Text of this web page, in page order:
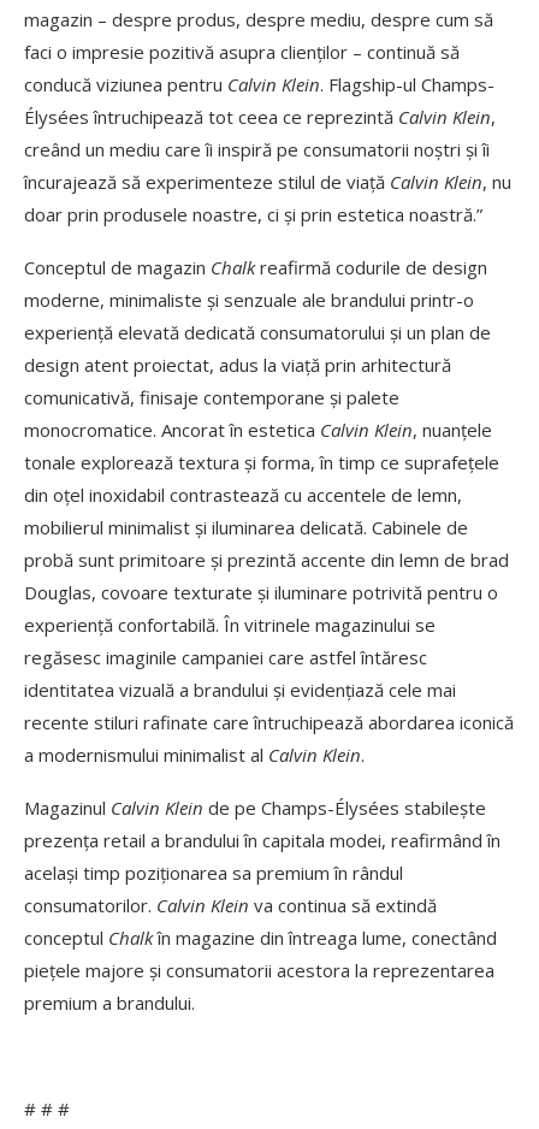
magazin – despre produs, despre mediu, despre cum să
faci o impresie pozitivă asupra clienților – continuă să
conducă viziunea pentru Calvin Klein. Flagship-ul Champs-
Élysées întruchipează tot ceea ce reprezintă Calvin Klein,
creând un mediu care îi inspiră pe consumatorii noștri și îi
încurajează să experimenteze stilul de viață Calvin Klein, nu
doar prin produsele noastre, ci și prin estetica noastră.”
Conceptul de magazin Chalkreafirmă codurile de design
moderne, minimaliste și senzuale ale brandului printr-o
experiență elevată dedicată consumatorului și un plan de
design atent proiectat, adus la viață prin arhitectură
comunicativă, finisaje contemporane și palete
monocromatice. Ancorat în estetica Calvin Klein, nuanțele
tonale explorează textura și forma, în timp ce suprafețele
din oțel inoxidabil contrastează cu accentele de lemn,
mobilierul minimalist și iluminarea delicată. Cabinele de
probă sunt primitoare și prezintă accente din lemn de brad
Douglas, covoare texturate și iluminare potrivită pentru o
experiență confortabilă. În vitrinele magazinului se
regăsesc imaginile campaniei care astfel întăresc
identitatea vizuală a brandului și evidențiază cele mai
recente stiluri rafinate care întruchipează abordarea iconică
a modernismului minimalist al Calvin Klein.
Magazinul Calvin Klein de pe Champs-Élysées stabilește
prezența retail a brandului în capitala modei, reafirmând în
același timp poziționarea sa premium în rândul
consumatorilor. Calvin Klein va continua să extindă
conceptul Chalkîn magazine din întreaga lume, conectând
piețele majore și consumatorii acestora la reprezentarea
premium a brandului.
# # #